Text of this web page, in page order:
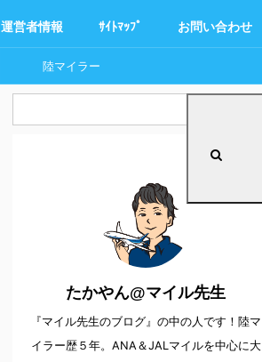
運営者情報 ｻｲﾄﾏｯﾌﾟ お問い合わせ
陸マイラー
たかやん@マイル先生
『マイル先生のブログ』の中の人です！陸マ
イラー歴５年。ANA＆JALマイルを中心に大